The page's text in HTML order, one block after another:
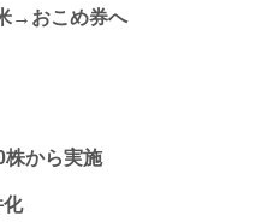
→おこめ券へ
株から実施
化